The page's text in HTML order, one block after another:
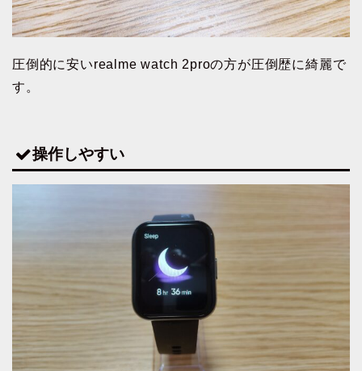
圧倒的に安いrealme watch 2proの方が圧倒歴に綺麗で
す。
操作しやすい